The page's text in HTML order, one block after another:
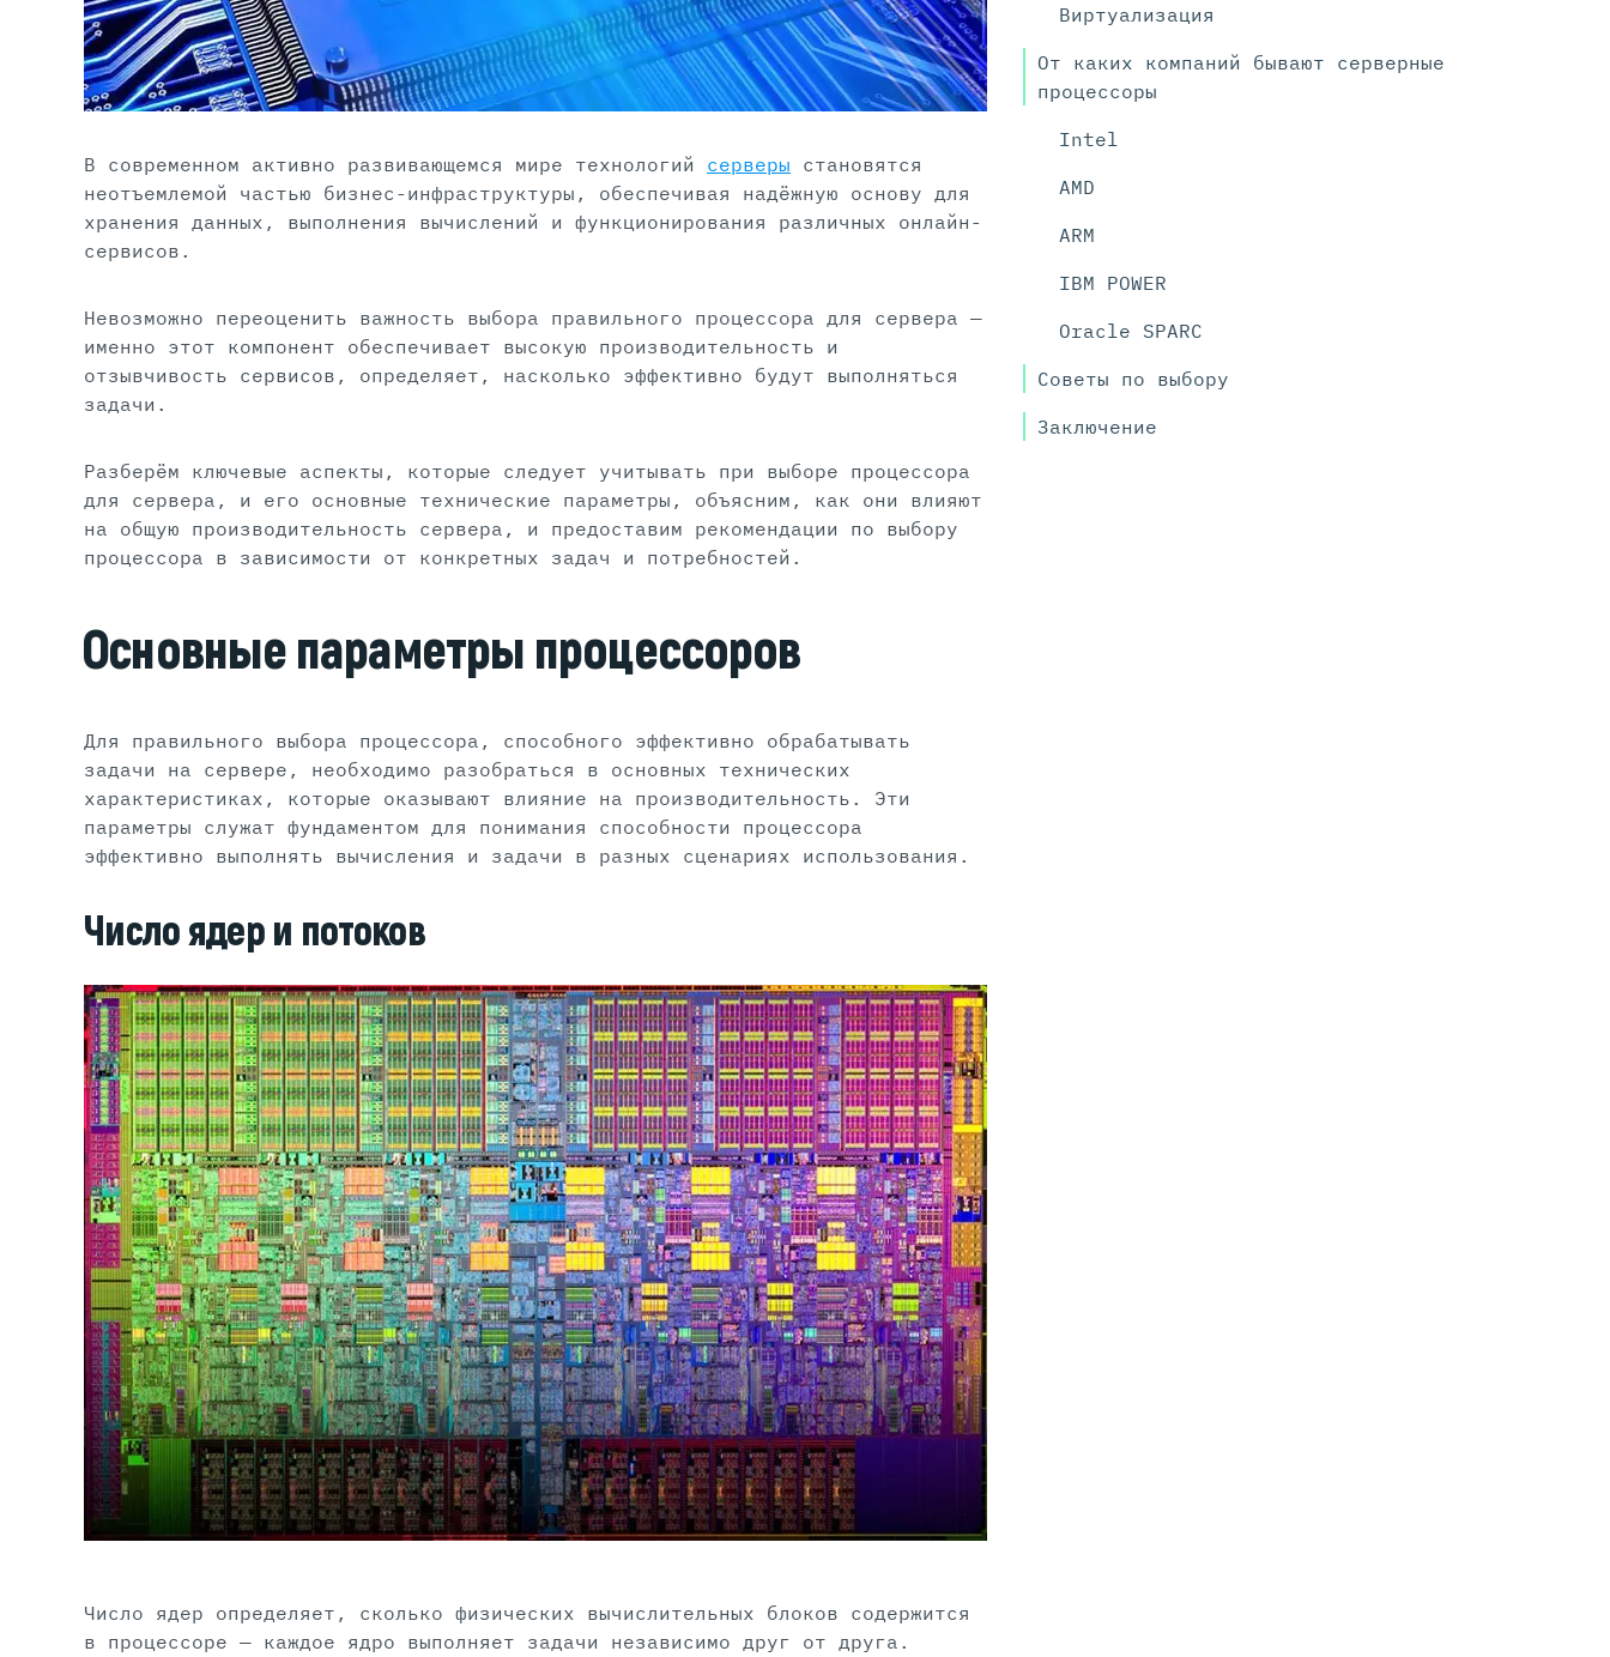
В современном активно развивающемся мире технологий серверы становятся
неотъемлемой частью бизнес-инфраструктуры, обеспечивая надёжную основу для
хранения данных, выполнения вычислений и функционирования различных онлайн-
сервисов.
Невозможно переоценить важность выбора правильного процессора для сервера —
именно этот компонент обеспечивает высокую производительность и
отзывчивость сервисов, определяет, насколько эффективно будут выполняться
задачи.
Разберём ключевые аспекты, которые следует учитывать при выборе процессора
для сервера, и его основные технические параметры, объясним, как они влияют
на общую производительность сервера, и предоставим рекомендации по выбору
процессора в зависимости от конкретных задач и потребностей.
Основные параметры процессоров
Для правильного выбора процессора, способного эффективно обрабатывать
задачи на сервере, необходимо разобраться в основных технических
характеристиках, которые оказывают влияние на производительность. Эти
параметры служат фундаментом для понимания способности процессора
эффективно выполнять вычисления и задачи в разных сценариях использования.
Число ядер и потоков
Число ядер определяет, сколько физических вычислительных блоков содержится
в процессоре — каждое ядро выполняет задачи независимо друг от друга.
Виртуализация
От каких компаний бывают серверные
процессоры
Intel
AMD
ARM
IBM POWER
Oracle SPARC
Советы по выбору
Заключение